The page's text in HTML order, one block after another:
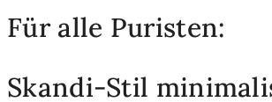
Für alle Puristen:
Skandi-Stil